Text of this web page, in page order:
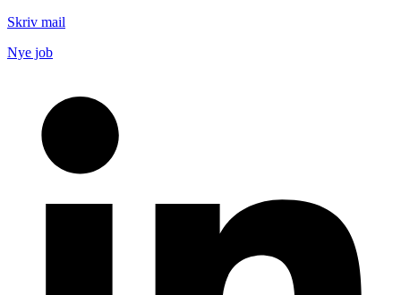
Skriv mail
Nye job